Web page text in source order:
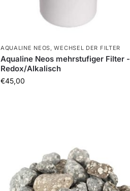
AQUALINE NEOS,WECHSEL DER FILTER
Aqualine Neos mehrstufiger Filter -
Redox/Alkalisch
€45,00